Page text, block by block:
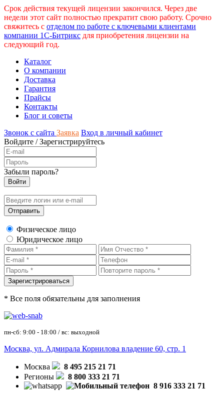
Срок действия текущей лицензии закончился. Через две
недели этот сайт полностью прекратит свою работу. Срочно
свяжитесь с отделом по работе с ключевыми клиентами
компании 1С-Битрикс для приобретения лицензии на
следующий год.
Каталог
О компании
Доставка
Гарантия
Прайсы
Контакты
Блог и советы
Звонок с сайта Заявка Вход в личный кабинет
Войдите /Зарегистрируйтесь
Забыли пароль?
Физическое лицо
Юридическое лицо
* Все поля обязательны для заполнения
пн-сб: 9:00 - 18:00 / вс: выходной
Москва, ул. Адмирала Корнилова владение 60, стр. 1
Москва
8 495 215 21 71
Регионы
8 800 333 21 71
8 916 333 21 71